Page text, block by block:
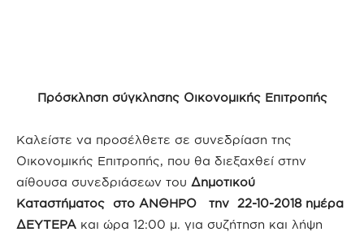
Πρόσκληση σύγκλησης Οικονομικής Επιτροπής
Καλείστε να προσέλθετε σε συνεδρίαση της
Οικονομικής Επιτροπής, που θα διεξαχθεί στην
αίθουσα συνεδριάσεων του Δημοτικού
Καταστήματος στο ΑΝΘΗΡΟ την 22-10-2018 ημέρα
ΔΕΥΤΕΡΑ και ώρα 12:00 μ. για συζήτηση και λήψη